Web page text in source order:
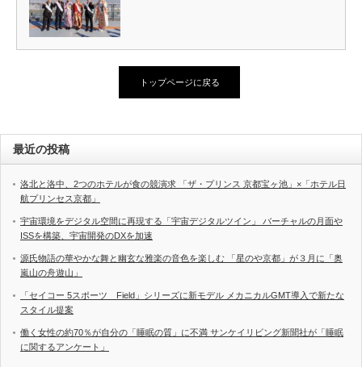
トップページに戻る
最近の投稿
洛北と洛中、2つのホテルが食の競演求 「ザ・プリンス 京都宝ヶ池」×「ホテル日
航プリンセス京都」
宇宙環境をデジタル空間に再現する「宇宙デジタルツイン」 バーチャルの月面や
ISSを構築、宇宙開発のDXを加速
源氏物語の華やかな舞と幽玄な雅楽の音色を楽しむ 「星のや京都」が３月に「奥
嵐山の舟遊山」
「セイコー 5スポーツ Field」シリーズに新モデル メカニカルGMT導入で新たな
スタイル提案
働く女性の約70％が自分の「睡眠の質」に不満 サンケイリビング新聞社が「睡眠
に関するアンケート」